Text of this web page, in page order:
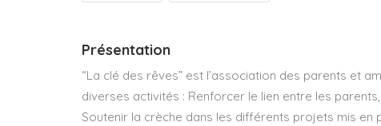
Présentation
“La clé des rêves” est l’association des parents et
diverses activités : Renforcer le lien entre les
Soutenir la crèche dans les différents projets mis